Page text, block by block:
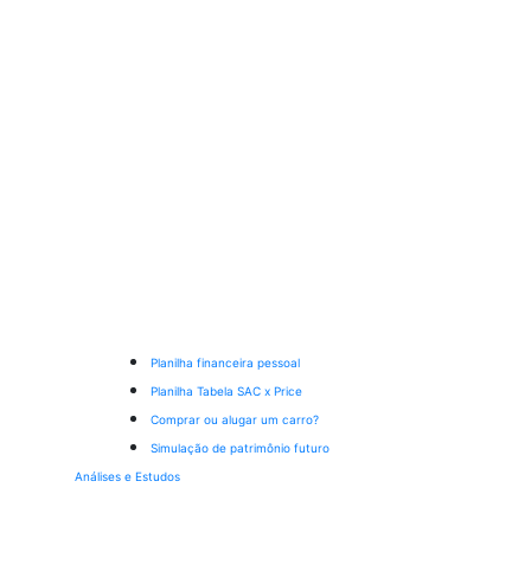
Planilha financeira pessoal
Planilha Tabela SAC x Price
Comprar ou alugar um carro?
Simulação de patrimônio futuro
Análises e Estudos